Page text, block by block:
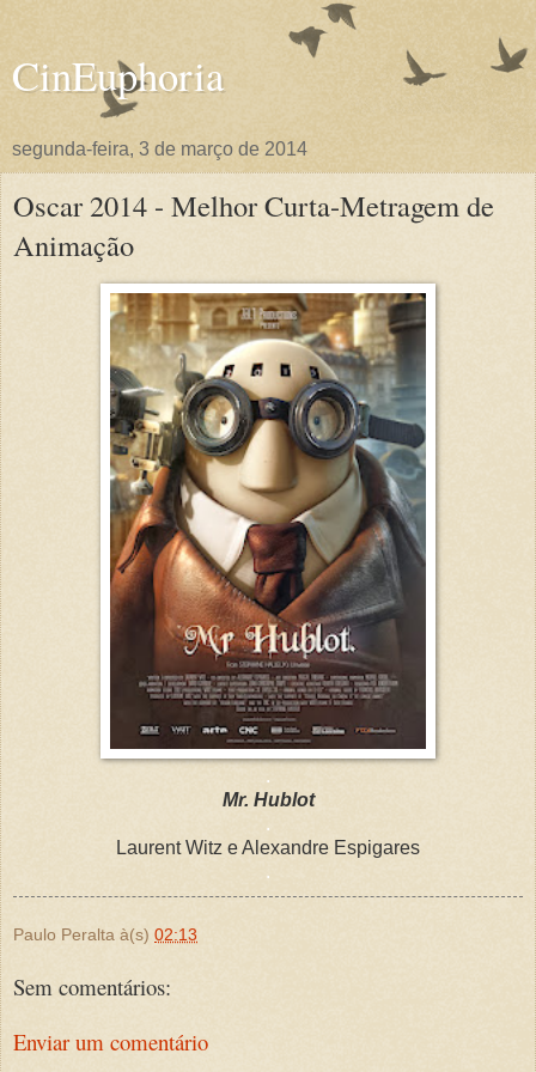
CinEuphoria
segunda-feira, 3 de março de 2014
Oscar 2014 - Melhor Curta-Metragem de
Animação
.
Mr. Hublot
.
Laurent Witz e Alexandre Espigares
.
Paulo Peralta à(s) 02:13
Sem comentários:
Enviar um comentário